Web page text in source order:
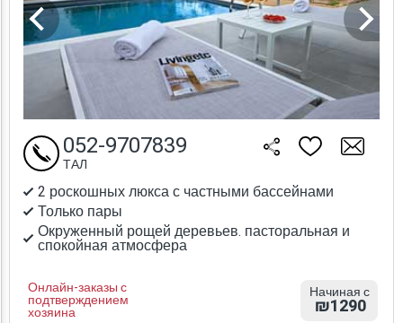
2 роскошных люкса с частными бассейнами
Только пары
Окруженный рощей деревьев. пасторальная и
спокойная атмосфера
Онлайн-заказы с
подтверждением
хозяина
052-9707839
ТАЛ
Начиная с
₪1290